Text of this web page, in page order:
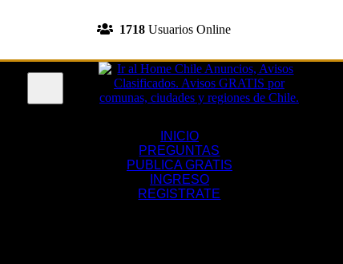
1718Usuarios Online
INICIO
PREGUNTAS
PUBLICA GRATIS
INGRESO
REGISTRATE